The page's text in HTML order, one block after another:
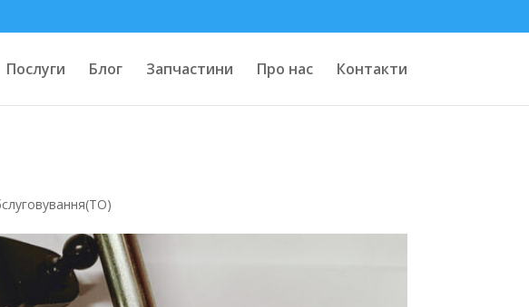
Послуги Блог Запчастини Про нас Контакти